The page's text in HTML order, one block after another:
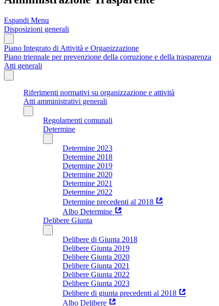
Espandi Menu
Disposizioni generali
Piano Integrato di Attività e Organizzazione
Piano triennale per prevenzione della corruzione e della trasparenza
Atti generali
Riferimenti normativi su organizzazione e attività
Atti amministrativi generali
Regolamenti comunali
Determine
Determine 2023
Determine 2018
Determine 2019
Determine 2020
Determine 2021
Determine 2022
Determine precedenti al 2018
Albo Determine
Delibere Giunta
Delibere di Giunta 2018
Delibere Giunta 2019
Delibere Giunta 2020
Delibere Giunta 2021
Delibere Giunta 2022
Delibere Giunta 2023
Delibere di giunta precedenti al 2018
Albo Delibere